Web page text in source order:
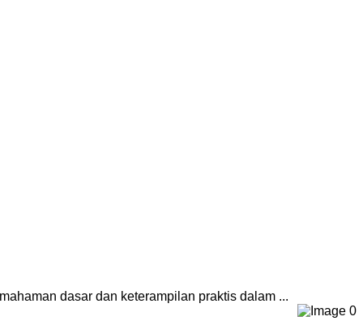
dasar dan keterampilan praktis dalam ...
0